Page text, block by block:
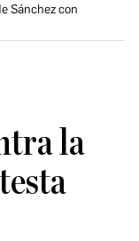
Sánchez con
la